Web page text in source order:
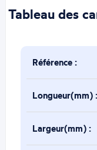
Tableau des
Référence :
Longueur(mm) :
Largeur(mm) :